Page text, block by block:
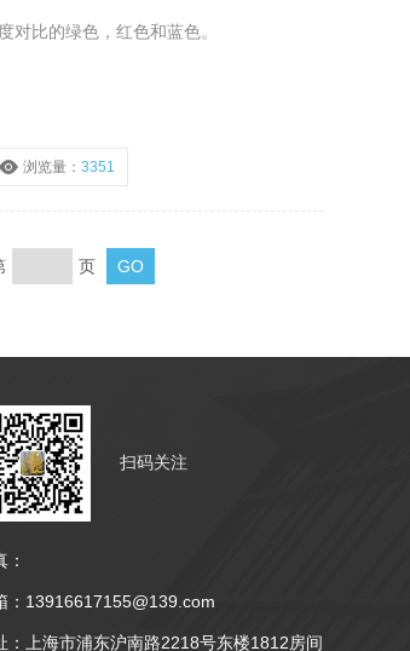
对比的绿色，红色和蓝色。
浏览量：3351
页
扫码关注
：
：13916617155@139.com
：上海市浦东沪南路2218号东楼1812房间